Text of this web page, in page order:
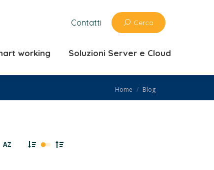
Contatti Cerca
working Soluzioni Server e Cloud
You are here:
Home Blog